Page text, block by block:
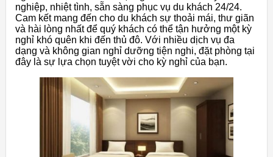
nghiệp, nhiệt tình, sẵn sàng phục vụ du khách 24/24.
Cam kết mang đến cho du khách sự thoải mái, thư giãn
và hài lòng nhất để quý khách có thể tận hưởng một kỳ
nghỉ khó quên khi đến thủ đô. Với nhiều dịch vụ đa
dạng và không gian nghỉ dưỡng tiện nghi, đặt phòng tại
đây là sự lựa chọn tuyệt vời cho kỳ nghỉ của bạn.